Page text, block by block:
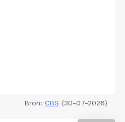
Bron: CBS (30-07-2026)